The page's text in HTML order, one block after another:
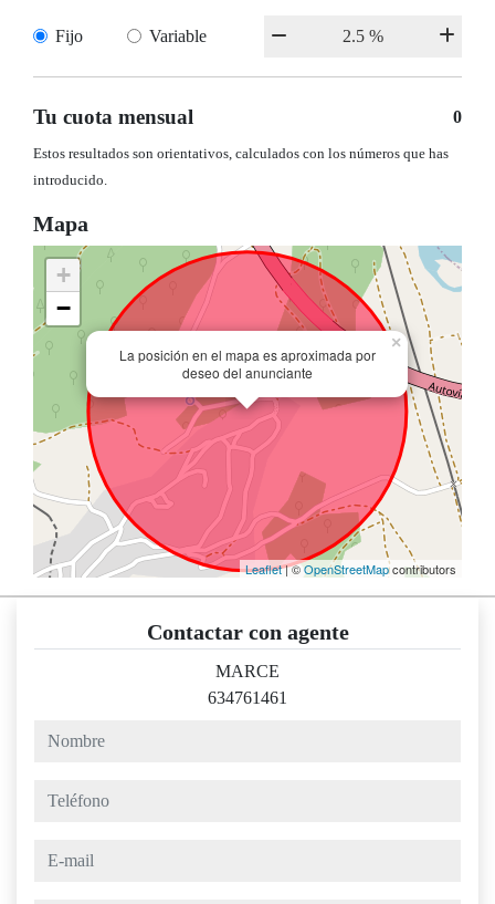
Fijo Variable
Tu cuota mensual 0
Estos resultados son orientativos, calculados con los números que has
introducido.
Mapa
La posición en el mapa es aproximada por
deseo del anunciante
×
+
−
Leaflet| ©OpenStreetMapcontributors
Contactar con agente
MARCE
634761461
nombre
teléfono
e-mail